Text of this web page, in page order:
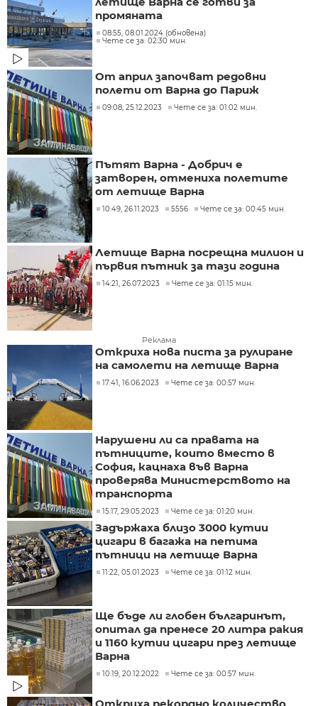
промяната
08:55, 08.01.2024 (обновена)
Чете се за: 02:30 мин.
От април започват редовни
полети от Варна до Париж
09:08, 25.12.2023 Чете се за: 01:02 мин.
Пътят Варна - Добрич е
затворен, отмениха полетите
от летище Варна
10:49, 26.11.2023 5556 Чете се за: 00:45 мин.
Летище Варна посрещна милион и
първия пътник за тази година
14:21, 26.07.2023 Чете се за: 01:15 мин.
Реклама
Откриха нова писта за рулиране
на самолети на летище Варна
17:41, 16.06.2023 Чете се за: 00:57 мин.
Нарушени ли са правата на
пътниците, които вместо в
София, кацнаха във Варна
проверява Министерството на
транспорта
15:17, 29.05.2023 Чете се за: 01:20 мин.
Задържаха близо 3000 кутии
цигари в багажа на петима
пътници на летище Варна
11:22, 05.01.2023 Чете се за: 01:12 мин.
Ще бъде ли глобен българинът,
опитал да пренесе 20 литра ракия
и 1160 кутии цигари през летище
Варна
10:19, 20.12.2022 Чете се за: 00:57 мин.